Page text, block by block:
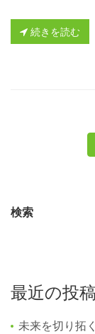
続きを読む
検索
最近の投稿
未来を切り拓